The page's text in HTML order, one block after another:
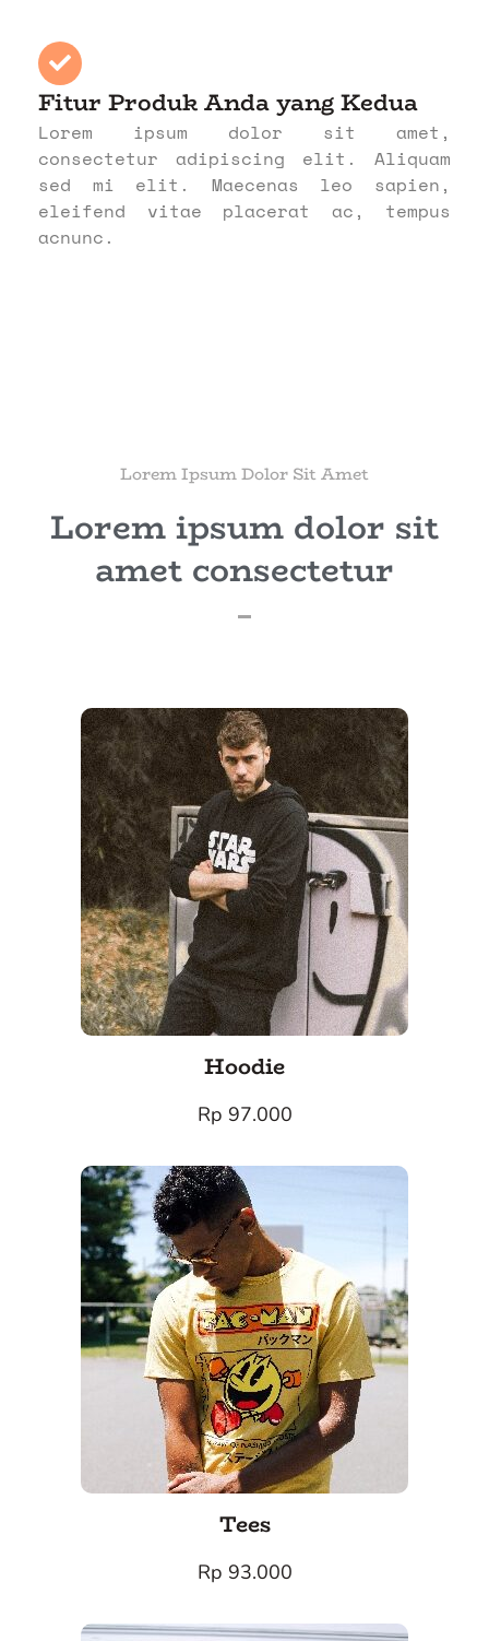
Fitur Produk Anda yang Kedua
Lorem ipsum dolor sit amet,
consectetur adipiscing elit. Aliquam
sed mi elit. Maecenas leo sapien,
eleifend vitae placerat ac, tempus
acnunc.
Lorem Ipsum Dolor Sit Amet
Lorem ipsum dolor sit
amet consectetur
Hoodie
Rp 97.000
Tees
Rp 93.000